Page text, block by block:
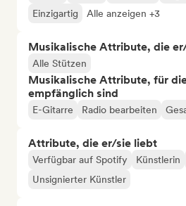
Einzigartig
Alle anzeigen +3
Musikalische Attribute, die
Alle Stützen
Musikalische Attribute, für
empfänglich sind
E-Gitarre Radio bearbeiten
Attribute, die er/sie liebt
Verfügbar auf Spotify Künstlerin
Unsignierter Künstler